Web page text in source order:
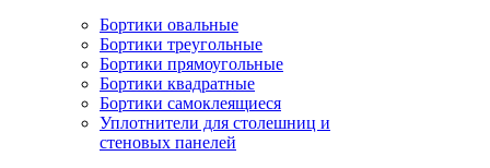
Бортики овальные
Бортики треугольные
Бортики прямоугольные
Бортики квадратные
Бортики самоклеящиеся
Уплотнители для столешниц и
стеновых панелей